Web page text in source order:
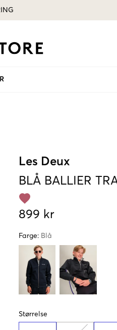
Les Deux
BLÅ BALLIER
899 kr
Farge: Blå
Størrelse